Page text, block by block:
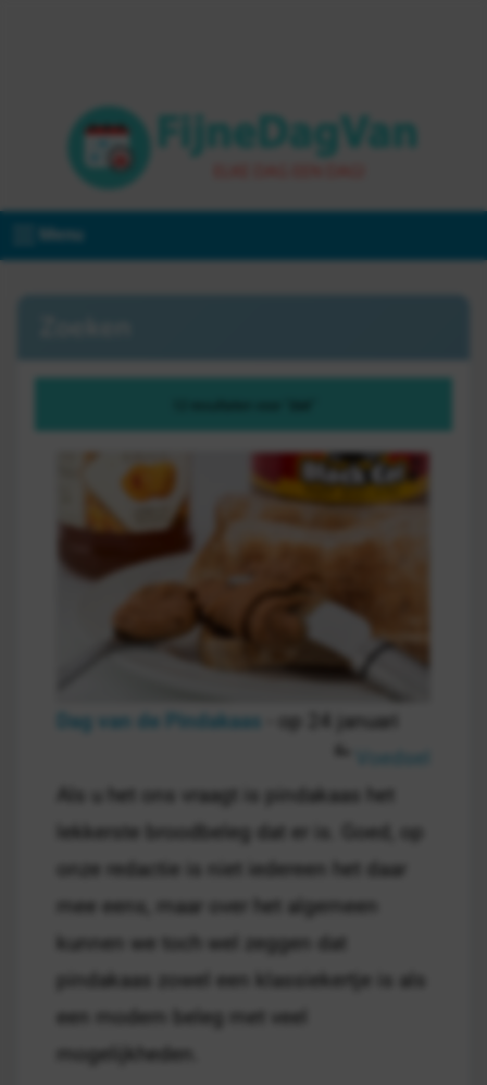
Menu
Dag van de Pindakaas
- op 24 januari
Als u het ons vraagt is pindakaas het
lekkerste broodbeleg dat er is. Goed, op
onze redactie is niet iedereen het daar
mee eens, maar over het algemeen
kunnen we toch wel zeggen dat
pindakaas zowel een klassiekertje is als
een modern beleg met veel
mogelijkheden.